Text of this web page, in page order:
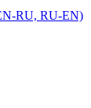
RU, RU-EN)